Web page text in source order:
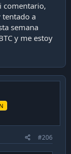
comentario,
tentado a
semana
y me estoy
#206